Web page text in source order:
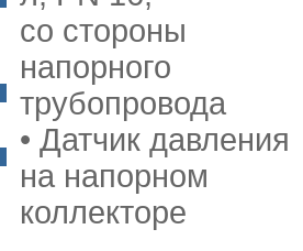
со стороны
напорного
трубопровода
• Датчик давления
на напорном
коллекторе